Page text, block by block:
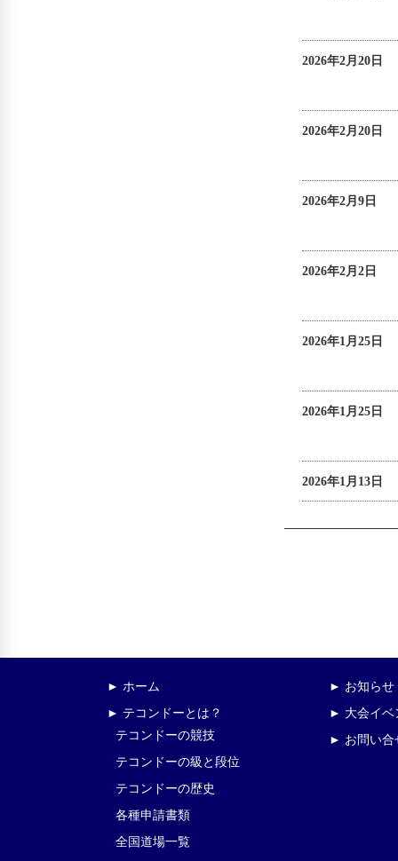
2026年2月20日
2026年2月20日
2026年2月9日
2026年2月2日
2026年1月25日
2026年1月25日
2026年1月13日
► ホーム
► テコンドーとは？
テコンドーの競技
テコンドーの級と段位
テコンドーの歴史
各種申請書類
全国道場一覧
► お知らせ
► 大会イベ
► お問い合